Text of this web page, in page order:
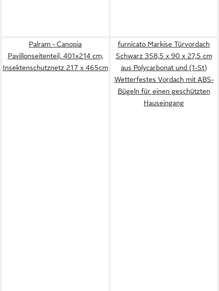
Palram - Canopia
Pavillonseitenteil, 401x214 cm,
Insektenschutznetz 217 x 465cm
furnicato Markise Türvordach
Schwarz 358,5 x 90 x 27,5 cm
aus Polycarbonat und (1-St)
Wetterfestes Vordach mit ABS-
Bügeln für einen geschützten
Hauseingang